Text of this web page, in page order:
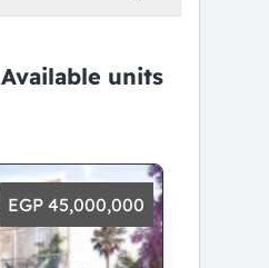
Available units
45,000,000 EGP